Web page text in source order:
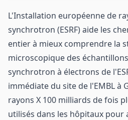
L'Installation européenne de
synchrotron (ESRF) aide les
entier à mieux comprendre la
microscopique des
synchrotron à électrons de
immédiate du site de l'EMBL à
rayons X 100 milliards de fois
utilisés dans les hôpitaux pour